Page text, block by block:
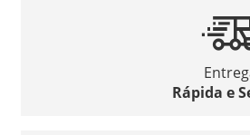
Rápida e